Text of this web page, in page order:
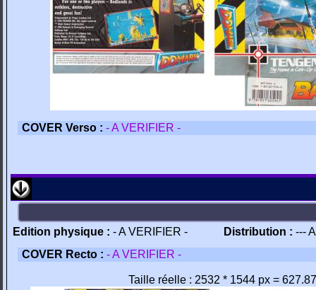
COVER Verso : - A VERIFIER -
Edition physique : - A VERIFIER - Distribution : ---
COVER Recto : - A VERIFIER -
Taille réelle : 2532 * 1544 px =